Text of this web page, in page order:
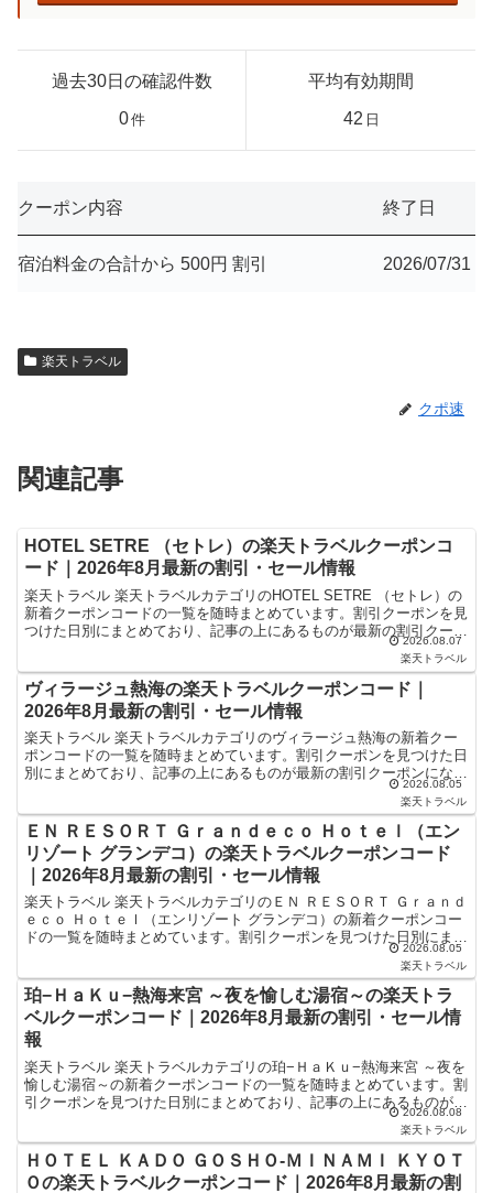
過去30日の確認件数
0件
平均有効期間
42 日
クーポン内容 終了日
宿泊料金の合計から 500円 割引 2026/07/31
楽天トラベル
クポ速
関連記事
HOTEL SETRE （セトレ）の楽天トラベルクーポンコ
ード｜2026年8月最新の割引・セール情報
楽天トラベル 楽天トラベルカテゴリのHOTEL SETRE （セトレ）の
新着クーポンコードの一覧を随時まとめています。割引クーポンを見
つけた日別にまとめており、記事の上にあるものが最新の割引クーポ
2026.08.07
楽天トラベル
ヴィラージュ熱海の楽天トラベルクーポンコード｜
2026年8月最新の割引・セール情報
楽天トラベル 楽天トラベルカテゴリのヴィラージュ熱海の新着クー
ポンコードの一覧を随時まとめています。割引クーポンを見つけた日
別にまとめており、記事の上にあるものが最新の割引クーポンになり
ます。ホテル・旅館宿泊の予約などで使えるクーポンやセー...2026.08.05
楽天トラベル
ＥＮ ＲＥＳＯＲＴ Ｇｒａｎｄｅｃｏ Ｈｏｔｅｌ（エン
リゾート グランデコ）の楽天トラベルクーポンコード
｜2026年8月最新の割引・セール情報
楽天トラベル 楽天トラベルカテゴリのＥＮ ＲＥＳＯＲＴ Ｇｒａｎｄ
ｅｃｏ Ｈｏｔｅｌ（エンリゾート グランデコ）の新着クーポンコー
ドの一覧を随時まとめています。割引クーポンを見つけた日別にまと
2026.08.05
楽天トラベル
珀−ＨａＫｕ−熱海来宮 ～夜を愉しむ湯宿～の楽天トラ
ベルクーポンコード｜2026年8月最新の割引・セール情
報
楽天トラベル 楽天トラベルカテゴリの珀−ＨａＫｕ−熱海来宮 ～夜を
愉しむ湯宿～の新着クーポンコードの一覧を随時まとめています。割
引クーポンを見つけた日別にまとめており、記事の上にあるものが最
新の割引クーポンになります。ホテル・旅館宿泊の予約... 2026.08.08
楽天トラベル
ＨＯＴＥＬ ＫＡＤＯ ＧＯＳＨＯ‐ＭＩＮＡＭＩ ＫＹＯＴ
Ｏの楽天トラベルクーポンコード｜2026年8月最新の割